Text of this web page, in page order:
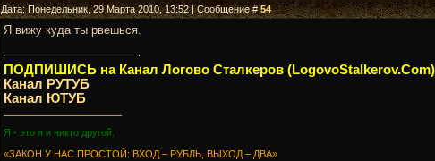
Дата: Понедельник, 29 Марта 2010, 13:52 | Сообщение #54
Я вижу куда ты рвешься.
ПОДПИШИСЬ на Канал Логово Сталкеров
Канал РУТУБ
Канал ЮТУБ
Я - это я и никто другой.
«ЗАКОН У НАС ПРОСТОЙ: ВХОД – РУБЛЬ, ВЫХОД – ДВА»